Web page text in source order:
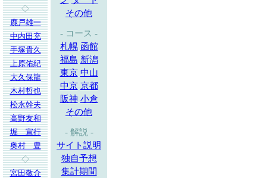
◇
鹿戸雄一
中内田充
手塚貴久
上原佑紀
大久保龍
木村哲也
松永幹夫
高野友和
堀 宣行
奥村 豊
◇
宮田敬介
その他
- コース -
札幌 函館
福島 新潟
東京 中山
中京 京都
阪神 小倉
その他
- 解説 -
サイト説明
独自予想
集計期間